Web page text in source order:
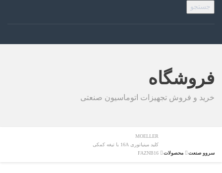
جستجو
فروشگاه
خرید و فروش تجهیزات اتوماسیون صنعتی
سروو صنعت محصولات
MOELLER
کلید مینیاتوری 16A با تیغه کمکی
FAZNB16